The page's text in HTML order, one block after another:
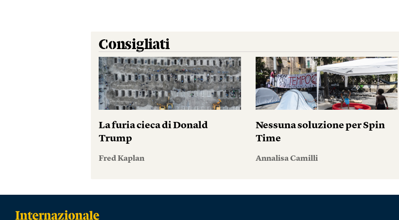
Consigliati
La furia cieca di Donald
Trump
Fred Kaplan
Nessuna soluzione per Spin
Time
Annalisa Camilli